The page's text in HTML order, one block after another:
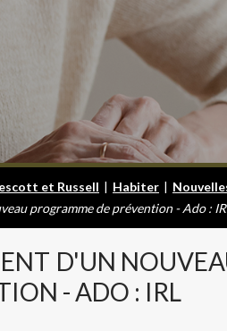
et Russell | Habiter |
programme de prévention - Ado :
D'UN
- ADO : IRL